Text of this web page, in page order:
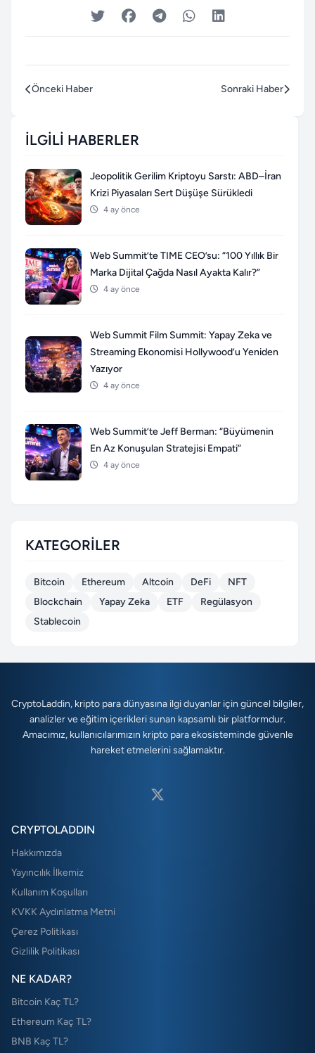
Önceki Haber Sonraki Haber
İLGILI HABERLER
Jeopolitik Gerilim Kriptoyu Sarstı: ABD–İran
Krizi Piyasaları Sert Düşüşe Sürükledi
4 ay önce
Web Summit’te TIME CEO’su: “100 Yıllık Bir
Marka Dijital Çağda Nasıl Ayakta Kalır?”
4 ay önce
Web Summit Film Summit: Yapay Zeka ve
Streaming Ekonomisi Hollywood’u Yeniden
Yazıyor
4 ay önce
Web Summit’te Jeff Berman: “Büyümenin
En Az Konuşulan Stratejisi Empati”
4 ay önce
KATEGORILER
Bitcoin Ethereum Altcoin DeFi
NFT
Blockchain
Yapay Zeka ETF
Regülasyon
Stablecoin
CryptoLaddin, kripto para dünyasına ilgi duyanlar için güncel bilgiler,
analizler ve eğitim içerikleri sunan kapsamlı bir platformdur.
Amacımız, kullanıcılarımızın kripto para ekosisteminde güvenle
hareket etmelerini sağlamaktır.
CRYPTOLADDIN
Hakkımızda
Yayıncılık İlkemiz
Kullanım Koşulları
KVKK Aydınlatma Metni
Çerez Politikası
Gizlilik Politikası
NE KADAR?
Bitcoin Kaç TL?
Ethereum Kaç TL?
BNB Kaç TL?